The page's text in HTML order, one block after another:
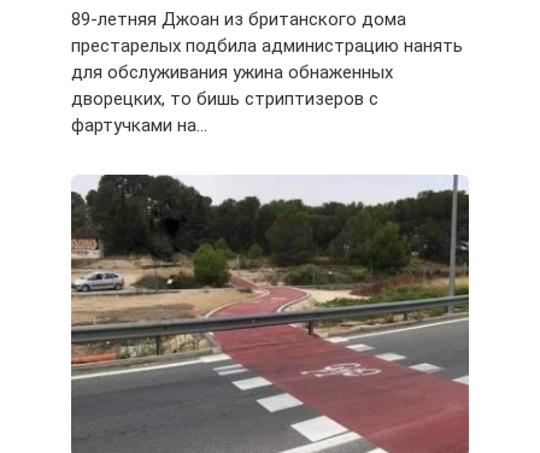
89-летняя Джоан из британского дома
престарелых подбила администрацию нанять
для обслуживания ужина обнаженных
дворецких, то бишь стриптизеров с
фартучками на…